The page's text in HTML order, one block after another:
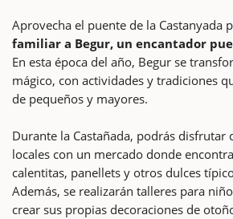
Aprovecha el puente de la Castanyada
familiar a Begur, un encantador
En esta época del año, Begur se
mágico, con actividades y tradiciones
de pequeños y mayores.
Durante la Castañada, podrás disfrutar
locales con un mercado donde
calentitas, panellets y otros dulces
Además, se realizarán talleres para
crear sus propias decoraciones de